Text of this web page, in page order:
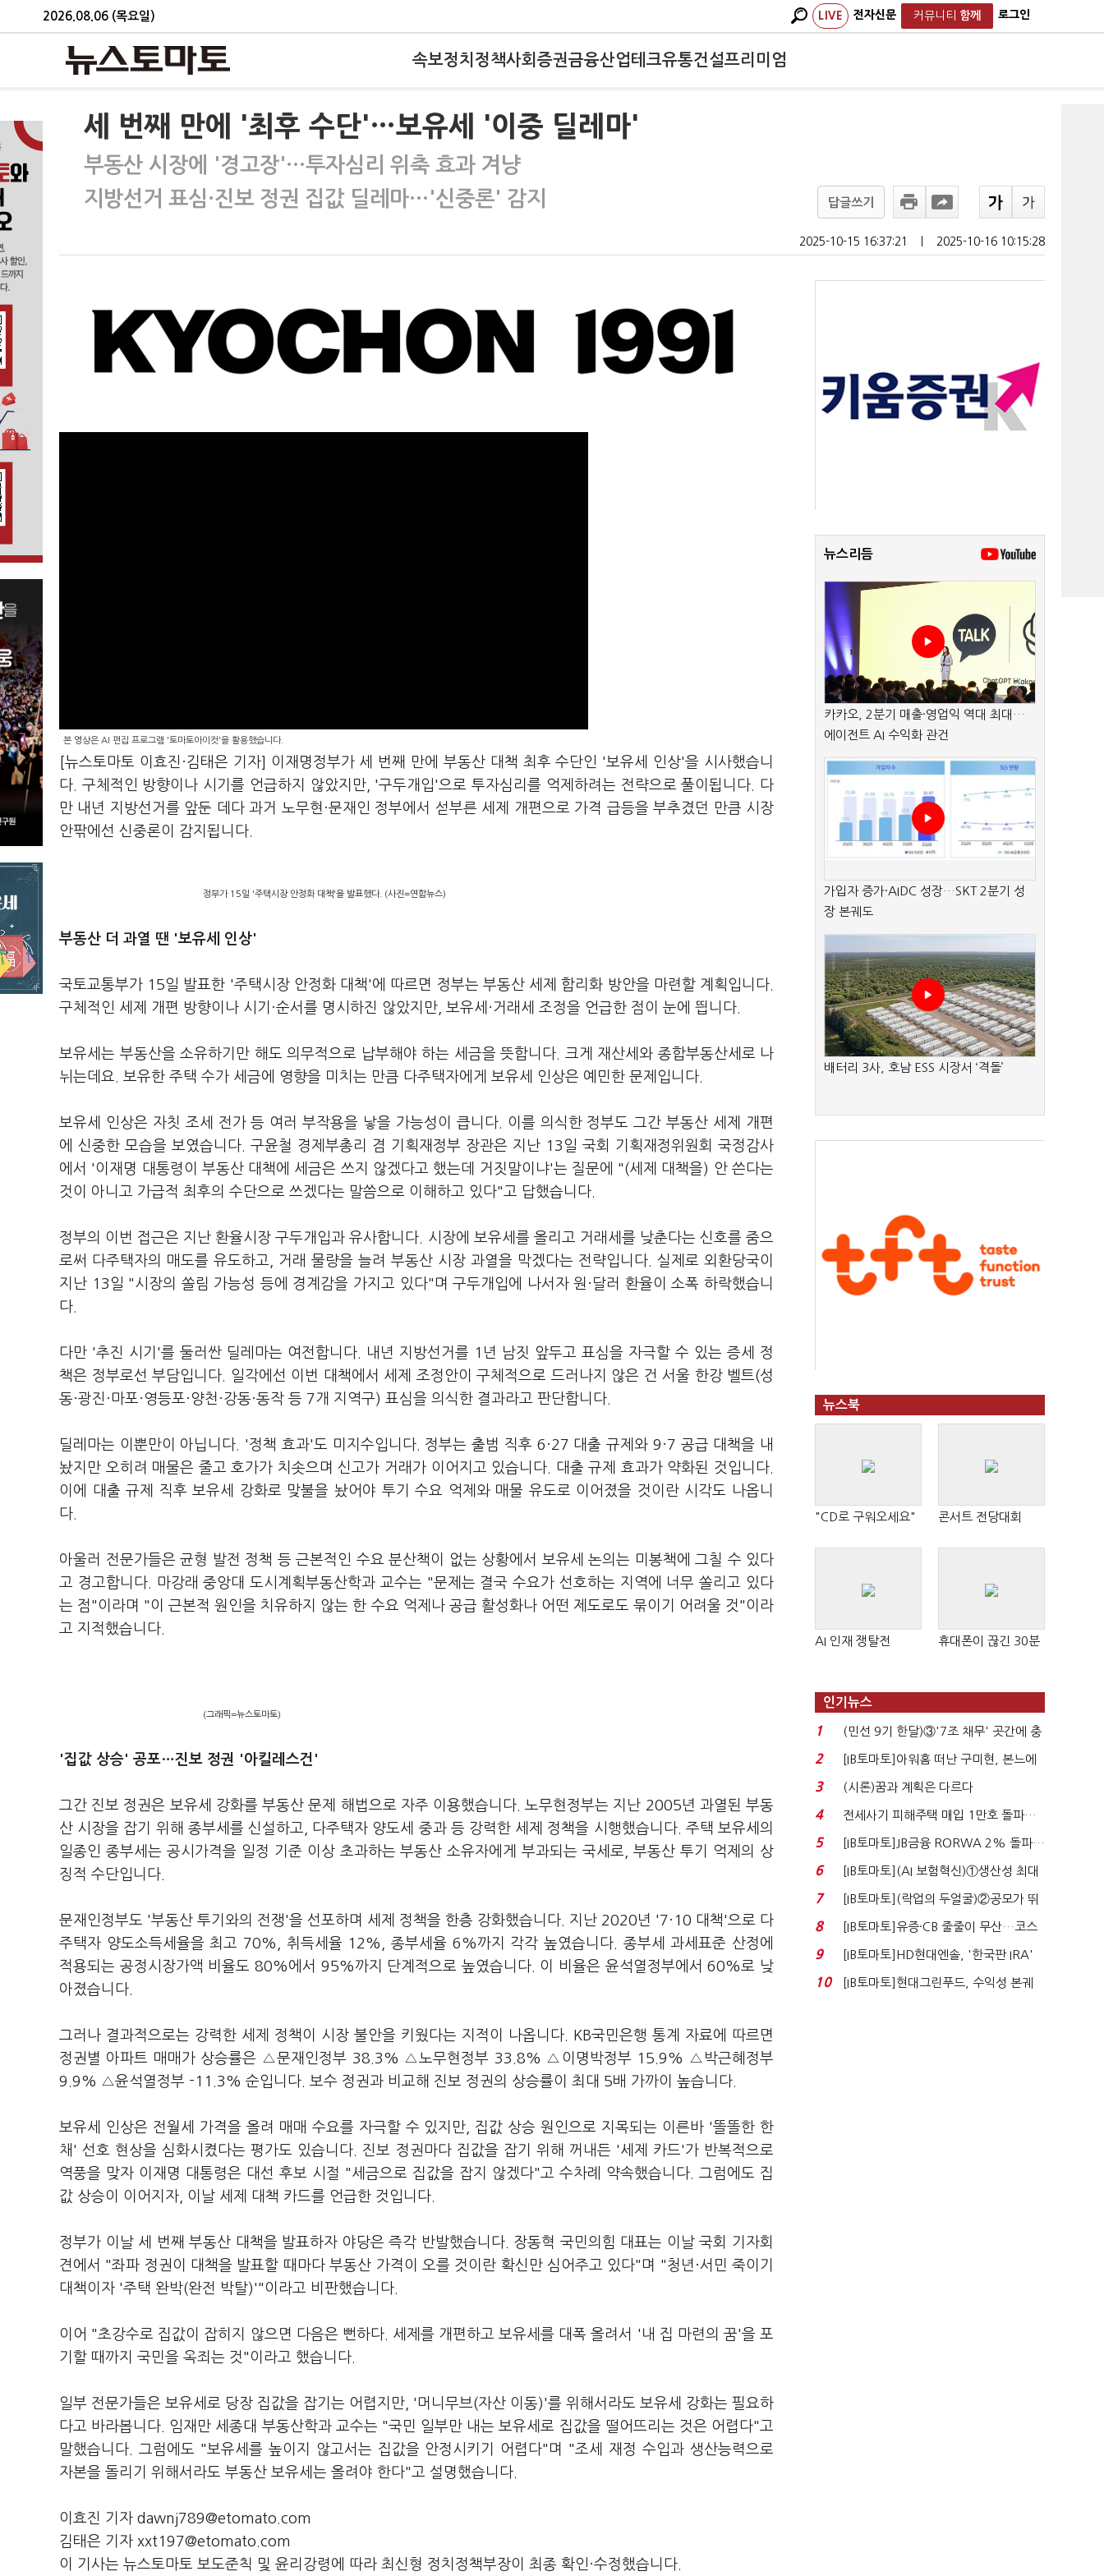
2026.08.06 (목요일) LIVE 전자신문 커뮤니티 함께 로그인
속보정치 정책사회 증권금융산업테크유통건설프리미엄
세 번째 만에 '최후 수단'…보유세 '이중 딜레마'
부동산 시장에 '경고장'…투자심리 위축 효과 겨냥
지방선거 표심·진보 정권 집값 딜레마…'신중론' 감지
답글쓰기
2025-10-15 16:37:21 2025-10-16 10:15:28
본 영상은 AI 편집 프로그램 '토마토아이컷'을 활용했습니다.
[뉴스토마토 이효진·김태은 기자] 이재명정부가 세 번째 만에 부동산 대책 최후 수단인 '보유세 인상'을 시사했습니
다. 구체적인 방향이나 시기를 언급하지 않았지만, '구두개입'으로 투자심리를 억제하려는 전략으로 풀이됩니다. 다
만 내년 지방선거를 앞둔 데다 과거 노무현·문재인 정부에서 섣부른 세제 개편으로 가격 급등을 부추겼던 만큼 시장
안팎에선 신중론이 감지됩니다.
정부가 15일 '주택시장 안정화 대책'을 발표했다. (사진=연합뉴스)
부동산 더 과열 땐 '보유세 인상'
국토교통부가 15일 발표한 '주택시장 안정화 대책'에 따르면 정부는 부동산 세제 합리화 방안을 마련할 계획입니다.
구체적인 세제 개편 방향이나 시기·순서를 명시하진 않았지만, 보유세·거래세 조정을 언급한 점이 눈에 띕니다.
보유세는 부동산을 소유하기만 해도 의무적으로 납부해야 하는 세금을 뜻합니다. 크게 재산세와 종합부동산세로 나
뉘는데요. 보유한 주택 수가 세금에 영향을 미치는 만큼 다주택자에게 보유세 인상은 예민한 문제입니다.
보유세 인상은 자칫 조세 전가 등 여러 부작용을 낳을 가능성이 큽니다. 이를 의식한 정부도 그간 부동산 세제 개편
에 신중한 모습을 보였습니다. 구윤철 경제부총리 겸 기획재정부 장관은 지난 13일 국회 기획재정위원회 국정감사
에서 '이재명 대통령이 부동산 대책에 세금은 쓰지 않겠다고 했는데 거짓말이냐'는 질문에 "(세제 대책을) 안 쓴다는
것이 아니고 가급적 최후의 수단으로 쓰겠다는 말씀으로 이해하고 있다"고 답했습니다.
정부의 이번 접근은 지난 환율시장 구두개입과 유사합니다. 시장에 보유세를 올리고 거래세를 낮춘다는 신호를 줌으
로써 다주택자의 매도를 유도하고, 거래 물량을 늘려 부동산 시장 과열을 막겠다는 전략입니다. 실제로 외환당국이
지난 13일 "시장의 쏠림 가능성 등에 경계감을 가지고 있다"며 구두개입에 나서자 원·달러 환율이 소폭 하락했습니
다.
다만 '추진 시기'를 둘러싼 딜레마는 여전합니다. 내년 지방선거를 1년 남짓 앞두고 표심을 자극할 수 있는 증세 정
책은 정부로선 부담입니다. 일각에선 이번 대책에서 세제 조정안이 구체적으로 드러나지 않은 건 서울 한강 벨트(성
동·광진·마포·영등포·양천·강동·동작 등 7개 지역구) 표심을 의식한 결과라고 판단합니다.
딜레마는 이뿐만이 아닙니다. '정책 효과'도 미지수입니다. 정부는 출범 직후 6 ·27 대출 규제와 9·7 공급 대책을 내
놨지만 오히려 매물은 줄고 호가가 치솟으며 신고가 거래가 이어지고 있습니다. 대출 규제 효과가 약화된 것입니다.
이에 대출 규제 직후 보유세 강화로 맞불을 놨어야 투기 수요 억제와 매물 유도로 이어졌을 것이란 시각도 나옵니
다.
아울러 전문가들은 균형 발전 정책 등 근본적인 수요 분산책이 없는 상황에서 보유세 논의는 미봉책에 그칠 수 있다
고 경고합니다. 마강래 중앙대 도시계획부동산학과 교수는 "문제는 결국 수요가 선호하는 지역에 너무 쏠리고 있다
는 점"이라며 "이 근본적 원인을 치유하지 않는 한 수요 억제나 공급 활성화나 어떤 제도로도 묶이기 어려울 것"이라
고 지적했습니다.
(그래픽=뉴스토마토)
'집값 상승' 공포…진보 정권 '아킬레스건'
그간 진보 정권은 보유세 강화를 부동산 문제 해법으로 자주 이용했습니다. 노무현정부는 지난 2005년 과열된 부동
산 시장을 잡기 위해 종부세를 신설하고, 다주택자 양도세 중과 등 강력한 세제 정책을 시행했습니다. 주택 보유세의
일종인 종부세는 공시가격을 일정 기준 이상 초과하는 부동산 소유자에게 부과되는 국세로, 부동산 투기 억제의 상
징적 수단입니다.
문재인정부도 '부동산 투기와의 전쟁'을 선포하며 세제 정책을 한층 강화했습니다. 지난 2020년 '7·10 대책'으로 다
주택자 양도소득세율을 최고 70%, 취득세율 12%, 종부세율 6%까지 각각 높였습니다. 종부세 과세표준 산정에
적용되는 공정시장가액 비율도 80%에서 95%까지 단계적으로 높였습니다. 이 비율은 윤석열정부에서 60%로 낮
아졌습니다.
그러나 결과적으로는 강력한 세제 정책이 시장 불안을 키웠다는 지적이 나옵니다. KB국민은행 통계 자료에 따르면
정권별 아파트 매매가 상승률은 △문재인정부 38.3% △노무현정부 33.8% △이명박정부 15.9% △박근혜정부
9.9% △윤석열정부 -11.3% 순입니다. 보수 정권과 비교해 진보 정권의 상승률이 최대 5배 가까이 높습니다.
보유세 인상은 전월세 가격을 올려 매매 수요를 자극할 수 있지만, 집값 상승 원인으로 지목되는 이른바 '똘똘한 한
채' 선호 현상을 심화시켰다는 평가도 있습니다. 진보 정권마다 집값을 잡기 위해 꺼내든 '세제 카드'가 반복적으로
역풍을 맞자 이재명 대통령은 대선 후보 시절 "세금으로 집값을 잡지 않겠다"고 수차례 약속했습니다. 그럼에도 집
값 상승이 이어지자, 이날 세제 대책 카드를 언급한 것입니다.
정부가 이날 세 번째 부동산 대책을 발표하자 야당은 즉각 반발했습니다. 장동혁 국민의힘 대표는 이날 국회 기자회
견에서 "좌파 정권이 대책을 발표할 때마다 부동산 가격이 오를 것이란 확신만 심어주고 있다"며 "청년·서민 죽이기
대책이자 '주택 완박(완전 박탈)'"이라고 비판했습니다.
이어 "초강수로 집값이 잡히지 않으면 다음은 뻔하다. 세제를 개편하고 보유세를 대폭 올려서 '내 집 마련의 꿈'을 포
기할 때까지 국민을 옥죄는 것"이라고 했습니다.
일부 전문가들은 보유세로 당장 집값을 잡기는 어렵지만, '머니무브(자산 이동)'를 위해서라도 보유세 강화는 필요하
다고 바라봅니다. 임재만 세종대 부동산학과 교수는 "국민 일부만 내는 보유세로 집값을 떨어뜨리는 것은 어렵다"고
말했습니다. 그럼에도 "보유세를 높이지 않고서는 집값을 안정시키기 어렵다"며 "조세 재정 수입과 생산능력으로
자본을 돌리기 위해서라도 부동산 보유세는 올려야 한다"고 설명했습니다.
이효진 기자 dawnj789@etomato.com
김태은 기자 xxt197@etomato.com
이 기사는 뉴스토마토 보도준칙 및 윤리강령에 따라 최신형 정치정책부장이 최종 확인·수정했습니다.
뉴스리듬
카카오, 2분기 매출·영업익 역대 최대…
에이전트 AI 수익화 관건
가입자 증가·AIDC 성장…SKT 2분기 성
장 본궤도
배터리 3사, 호남 ESS 시장서 ‘격돌’
뉴스북
"CD로 구워오세요" 콘서트 전당대회
AI 인재 쟁탈전 휴대폰이 끊긴 30분
인기뉴스
1
(민선 9기 한달)③'7조 채무' 곳간에 충
격…추미애, 20년...
2
[IB토마토]아워홈 떠난 구미현, 본느에
340억 베팅…가...
3 (시론)꿈과 계획은 다르다
4
전세사기 피해주택 매입 1만호 돌파…
누적 피해자 4만2...
5
[IB토마토]JB금융 RORWA 2% 돌파…
실적 견인은 은행 ...
6
[IB토마토](AI 보험혁신)①생산성 최대
80% 개선…현실...
7
[IB토마토](락업의 두얼굴)②공모가 뛰
자 첫날 매도…FI ...
8
[IB토마토]유증·CB 줄줄이 무산…코스
닥 벌점 급증에 ...
9
[IB토마토]HD현대엔솔, '한국판 IRA'
수혜 부상…세액공...
10
[IB토마토]현대그린푸드, 수익성 본궤